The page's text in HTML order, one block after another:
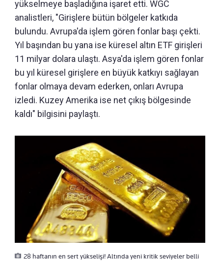
yükselmeye başladığına işaret etti. WGC
analistleri, "Girişlere bütün bölgeler katkıda
bulundu. Avrupa'da işlem gören fonlar başı çekti.
Yıl başından bu yana ise küresel altın ETF girişleri
11 milyar dolara ulaştı. Asya'da işlem gören fonlar
bu yıl küresel girişlere en büyük katkıyı sağlayan
fonlar olmaya devam ederken, onları Avrupa
izledi. Kuzey Amerika ise net çıkış bölgesinde
kaldı" bilgisini paylaştı.
28 haftanın en sert yükselişi! Altında yeni kritik seviyeler belli